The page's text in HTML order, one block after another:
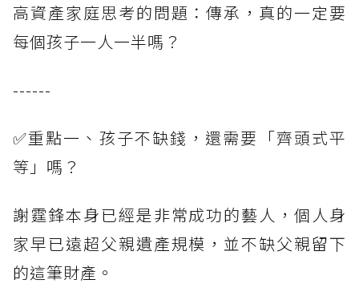
高資產家庭思考的問題：傳承，真的一定要
每個孩子一人一半嗎？
------
✅重點一、孩子不缺錢，還需要「齊頭式平
等」嗎？
謝霆鋒本身已經是非常成功的藝人，個人身
家早已遠超父親遺產規模，並不缺父親留下
的這筆財產。